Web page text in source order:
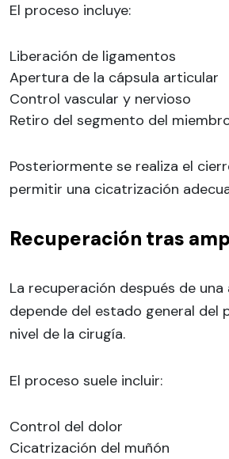
El proceso incluye:
Liberación de ligamentos
Apertura de la cápsula articular
Control vascular y nervioso
Retiro del segmento del
Posteriormente se realiza el
permitir una cicatrización
Recuperación tras
La recuperación después de
depende del estado general del
nivel de la cirugía.
El proceso suele incluir:
Control del dolor
Cicatrización del muñón